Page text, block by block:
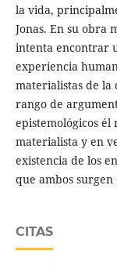
la vida,
Jonas. En su obra
intenta encontrar
experiencia
materialistas de la
rango de
epistemológicos
materialista y en
existencia de los
que ambos
CITAS